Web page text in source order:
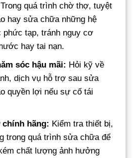
Trong quá trình chờ thợ, tuyệt
hay sửa chữa những hệ
phức tạp, tránh nguy cơ
hay tai nạn.
sóc hậu mãi: Hỏi kỹ về
dịch vụ hỗ trợ sau sửa
quyền lợi nếu sự cố tái
hãng: Kiểm tra thiết bị,
trong quá trình sửa chữa để
chất lượng ảnh hưởng